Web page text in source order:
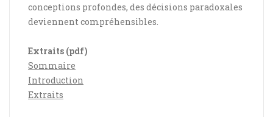
conceptions profondes, des décisions paradoxales
deviennent compréhensibles.
Extraits (pdf)
Sommaire
Introduction
Extraits